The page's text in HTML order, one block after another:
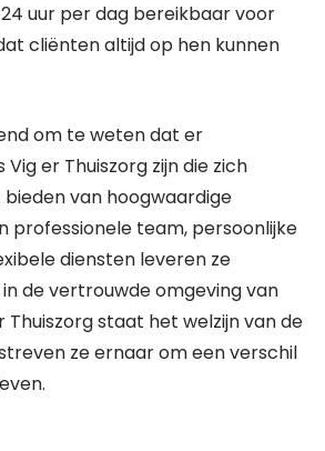
24 uur per dag bereikbaar voor
cliënten altijd op hen kunnen
om te weten dat er
er Thuiszorg zijn die zich
van hoogwaardige
professionele team, persoonlijke
diensten leveren ze
de vertrouwde omgeving van
Thuiszorg staat het welzijn van de
ze ernaar om een verschil